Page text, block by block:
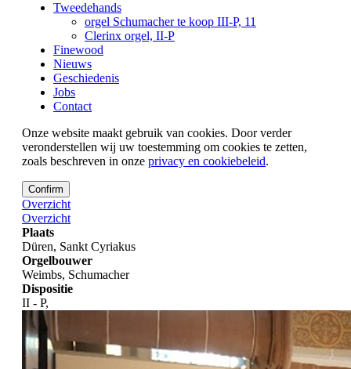
Tweedehands
orgel Schumacher te koop III-P, 11
Clerinx orgel, II-P
Finewood
Nieuws
Geschiedenis
Jobs
Contact
Onze website maakt gebruik van cookies. Door verder
veronderstellen wij uw toestemming om cookies te zetten,
zoals beschreven in onze privacy en cookiebeleid.
Confirm
Overzicht
Overzicht
Plaats
Düren, Sankt Cyriakus
Orgelbouwer
Weimbs, Schumacher
Dispositie
II - P,